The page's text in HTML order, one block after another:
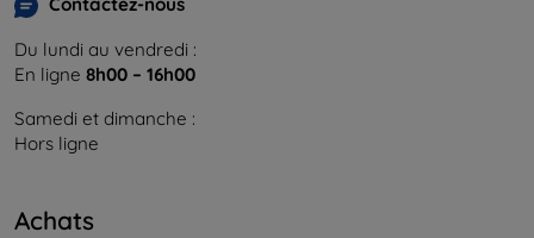
Du lundi au vendredi :
En ligne 8h00 – 16h00
Samedi et dimanche :
Hors ligne
Achats